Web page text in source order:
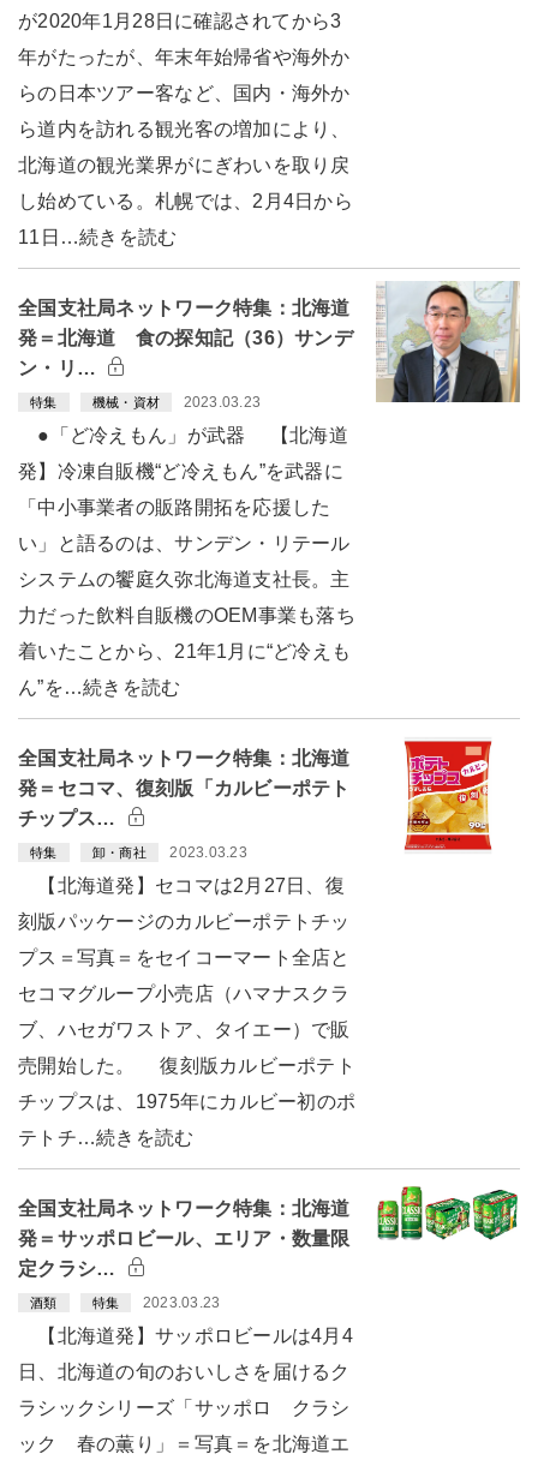
が2020年1月28日に確認されてから3
年がたったが、年末年始帰省や海外か
らの日本ツアー客など、国内・海外か
ら道内を訪れる観光客の増加により、
北海道の観光業界がにぎわいを取り戻
し始めている。札幌では、2月4日から
11日…続きを読む
全国支社局ネットワーク特集：北海道
発＝北海道 食の探知記（36）サンデ
ン・リ…
特集 機械・資材 2023.03.23
●「ど冷えもん」が武器 【北海道
発】冷凍自販機“ど冷えもん”を武器に
「中小事業者の販路開拓を応援した
い」と語るのは、サンデン・リテール
システムの饗庭久弥北海道支社長。主
力だった飲料自販機のOEM事業も落ち
着いたことから、21年1月に“ど冷えも
ん”を…続きを読む
全国支社局ネットワーク特集：北海道
発＝セコマ、復刻版「カルビーポテト
チップス…
特集 卸・商社 2023.03.23
【北海道発】セコマは2月27日、復
刻版パッケージのカルビーポテトチッ
プス＝写真＝をセイコーマート全店と
セコマグループ小売店（ハマナスクラ
ブ、ハセガワストア、タイエー）で販
売開始した。 復刻版カルビーポテト
チップスは、1975年にカルビー初のポ
テトチ…続きを読む
全国支社局ネットワーク特集：北海道
発＝サッポロビール、エリア・数量限
定クラシ…
酒類 特集 2023.03.23
【北海道発】サッポロビールは4月4
日、北海道の旬のおいしさを届けるク
ラシックシリーズ「サッポロ クラシ
ック 春の薫り」＝写真＝を北海道エ